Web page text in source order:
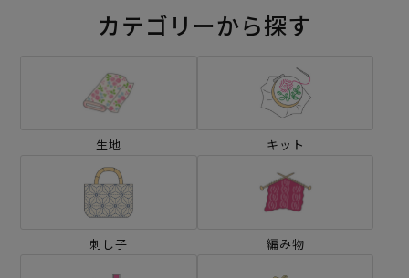
カテゴリーから探す
生地 キット
刺し子 編み物